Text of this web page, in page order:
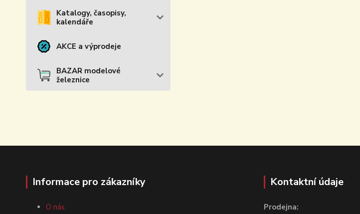
Katalogy, časopisy,
kalendáře
AKCE a výprodeje
BAZAR modelové
železnice
Informace pro zákazníky
O nás
Kontaktní údaje
Prodejna: